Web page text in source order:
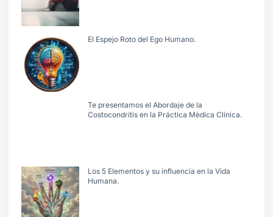
El Espejo Roto del Ego Humano.
Te presentamos el Abordaje de la
Costocondritis en la Práctica Mèdica Clínica.
Los 5 Elementos y su influencia en la Vida
Humana.